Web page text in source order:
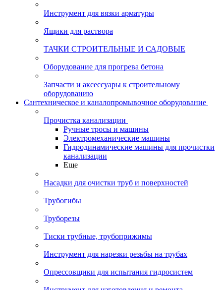
Инструмент для вязки арматуры
Ящики для раствора
ТАЧКИ СТРОИТЕЛЬНЫЕ И САДОВЫЕ
Оборудование для прогрева бетона
Запчасти и аксессуары к строительному
оборудованию
Сантехническое и каналопромывочное оборудование
Прочистка канализации
Ручные тросы и машины
Электромеханические машины
Гидродинамические машины для прочистки
канализации
Еще
Насадки для очистки труб и поверхностей
Трубогибы
Труборезы
Тиски трубные, трубоприжимы
Инструмент для нарезки резьбы на трубах
Опрессовщики для испытания гидросистем